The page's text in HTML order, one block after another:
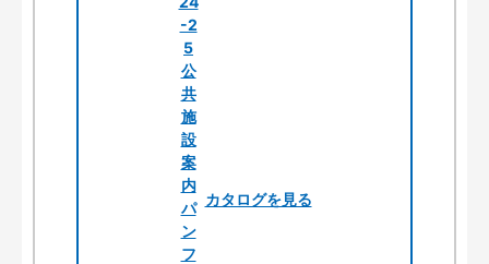
カタログを見る